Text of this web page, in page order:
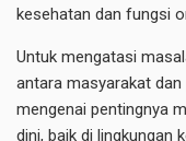
kesehatan dan fungsi
Untuk mengatasi
antara masyarakat
mengenai pentingnya
dini, baik di lingkungan